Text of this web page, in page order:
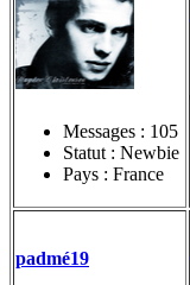
Messages : 105
Statut : Newbie
Pays : France
padmé19